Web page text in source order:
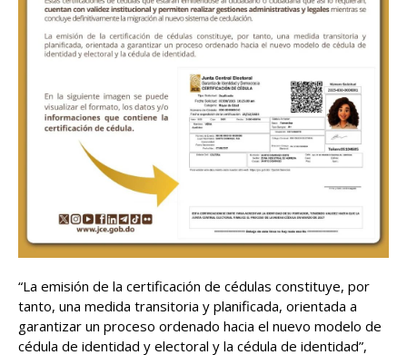
“La emisión de la certificación de cédulas constituye, por
tanto, una medida transitoria y planificada, orientada a
garantizar un proceso ordenado hacia el nuevo modelo de
cédula de identidad y electoral y la cédula de identidad”,